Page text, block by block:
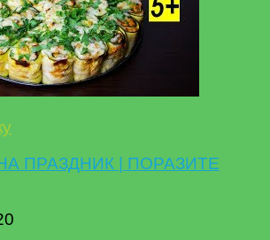
ПРАЗДНИК | ПОРАЗИТЕ